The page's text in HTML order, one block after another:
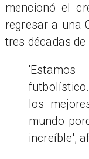
mencionó el
regresar a una
tres décadas de
los
mundo
increíble',